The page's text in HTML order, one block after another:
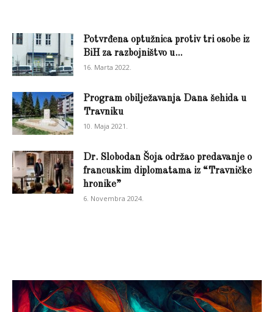
Potvrđena optužnica protiv tri osobe iz
BiH za razbojništvo u...
16. Marta 2022.
Program obilježavanja Dana šehida u
Travniku
10. Maja 2021.
Dr. Slobodan Šoja održao predavanje o
francuskim diplomatama iz “Travničke
hronike”
6. Novembra 2024.